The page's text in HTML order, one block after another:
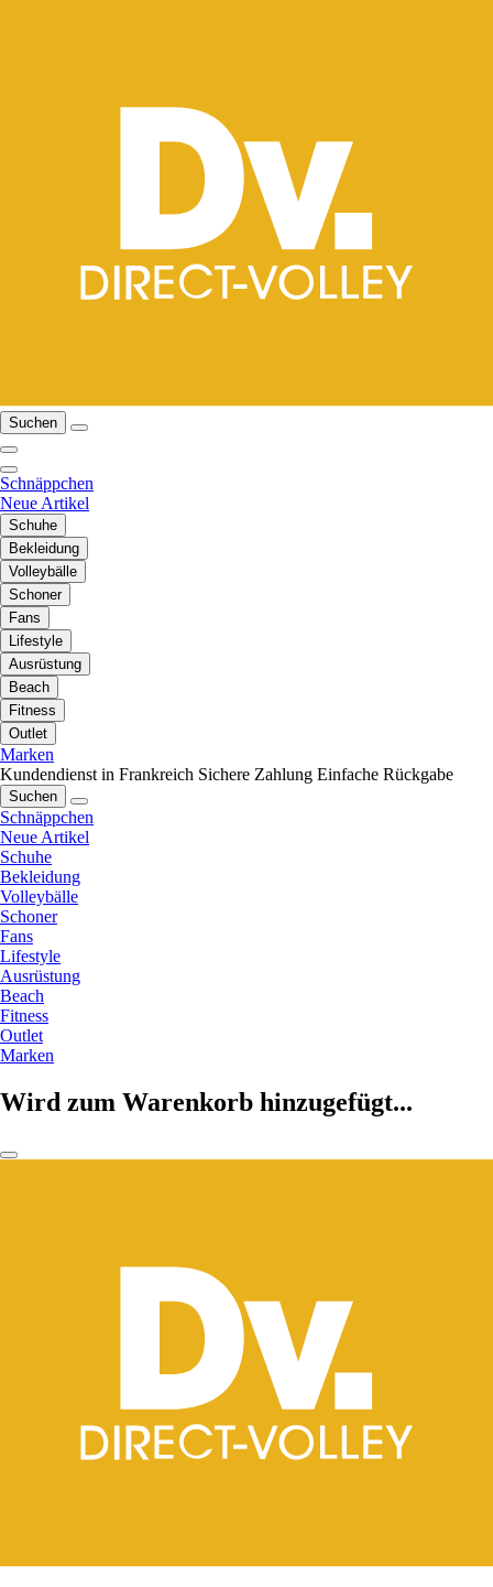
Suchen
Schnäppchen
Neue Artikel
Schuhe
Bekleidung
Volleybälle
Schoner
Fans
Lifestyle
Ausrüstung
Beach
Fitness
Outlet
Marken
Kundendienst in Frankreich Sichere Zahlung Einfache Rückgabe
Suchen
Schnäppchen
Neue Artikel
Schuhe
Bekleidung
Volleybälle
Schoner
Fans
Lifestyle
Ausrüstung
Beach
Fitness
Outlet
Marken
Wird zum Warenkorb hinzugefügt...